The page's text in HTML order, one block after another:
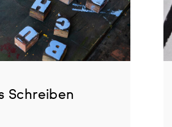
Schreiben